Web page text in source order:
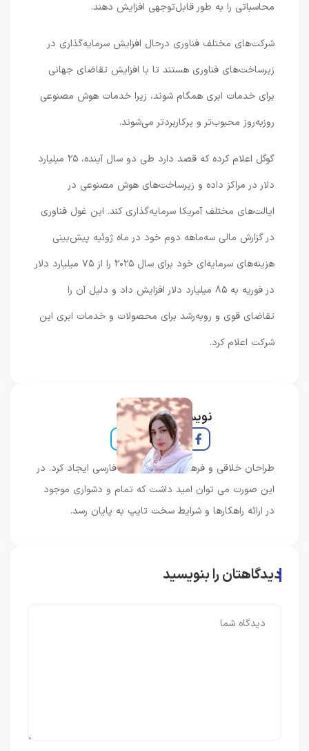
محاسباتی را به طور قابل‌توجهی افزایش دهند.
شرکت‌های مختلف فناوری درحال افزایش سرمایه‌گذاری در
زیرساخت‌های فناوری هستند تا با افزایش تقاضای جهانی
برای خدمات ابری همگام شوند، زیرا خدمات هوش مصنوعی
روزبه‌روز محبوب‌تر و پرکاربردتر می‌شوند.
گوگل اعلام کرده که قصد دارد طی دو سال آینده، ۲۵ میلیارد
دلار در مراکز داده و زیرساخت‌های هوش مصنوعی در
ایالت‌های مختلف آمریکا سرمایه‌گذاری کند. این غول فناوری
در گزارش مالی سه‌ماهه دوم خود در ماه ژوئیه پیش‌بینی
هزینه‌های سرمایه‌ای خود برای سال ۲۰۲۵ را از ۷۵ میلیارد دلار
در فوریه به ۸۵ میلیارد دلار افزایش داد و دلیل آن را
تقاضای قوی و روبه‌رشد برای محصولات و خدمات ابری این
شرکت اعلام کرد.
نویسنده و خبرنگار
طراحان خلاقی و فرهنگ پیشرو در زبان فارسی ایجاد کرد. در
این صورت می توان امید داشت که تمام و دشواری موجود
در ارائه راهکارها و شرایط سخت تایپ به پایان رسد.
دیدگاهتان را بنویسید